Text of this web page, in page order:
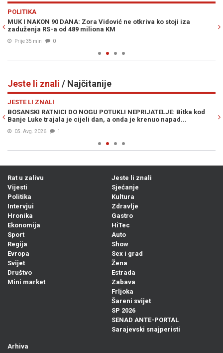
POLITIKA
MUK I NAKON 90 DANA: Zora Vidović ne otkriva ko stoji iza
zaduženja RS-a od 489 miliona KM
Prije 35 min 0
Jeste li znali / Najčitanije
JESTE LI ZNALI
BOSANSKI RATNICI DO NOGU POTUKLI NEPRIJATELJE: Bitka kod
Banje Luke trajala je cijeli dan, a onda je krenuo napad...
05. Avg. 2026 1
Rat u zalivu
Vijesti
Politika
Intervjui
Hronika
Ekonomija
Sport
Regija
Evropa
Svijet
Društvo
Mini market
Jeste li znali
Sjećanje
Kultura
Zdravlje
Gastro
HiTec
Auto
Show
Sex i grad
Žena
Estrada
Zabava
Frljoka
Šareni svijet
SP 2026
SENAD ANTE-PORTAL
Sarajevski snajperisti
Arhiva